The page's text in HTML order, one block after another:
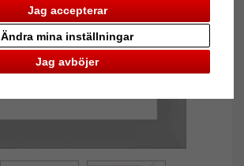
Jag accepterar
Jag avböjer
Ändra mina inställningar